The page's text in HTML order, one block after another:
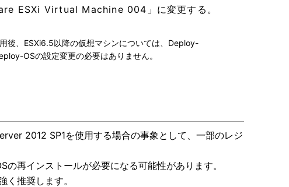
ESXi Virtual Machine 004」に変更する。
後、ESXi6.5以降の仮想マシンについては、Deploy-
OSの設定変更の必要はありません。
2012 SP1を使用する場合の事象として、一部のレジ
再インストールが必要になる可能性があります。
推奨します。